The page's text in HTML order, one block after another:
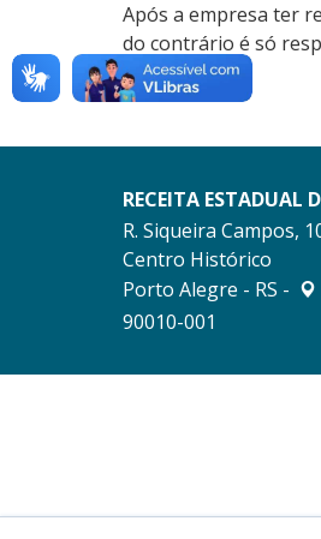
Após a empresa ter
do contrário é só
RECEITA ESTADUAL
R. Siqueira Campos,
Centro Histórico
Porto Alegre - RS -
90010-001